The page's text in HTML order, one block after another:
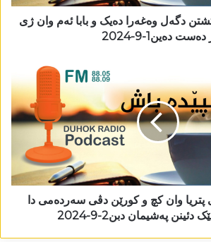
دگەل وەغەرا دەیک و بابا ئەم وان ژی
دەین1-9-2024
وان کچ و کورێن دڤی سەردەمی دا
پەشیمان دبن2-9-2024